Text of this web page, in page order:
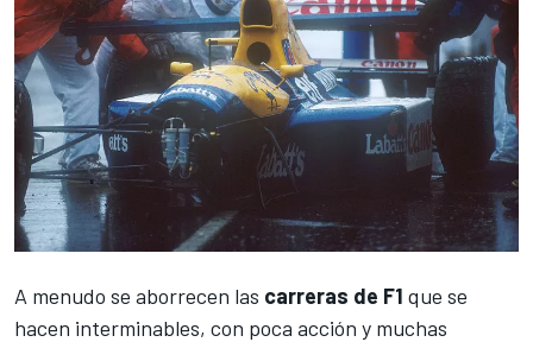
A menudo se aborrecen las carreras de F1 que se
hacen interminables, con poca acción y muchas